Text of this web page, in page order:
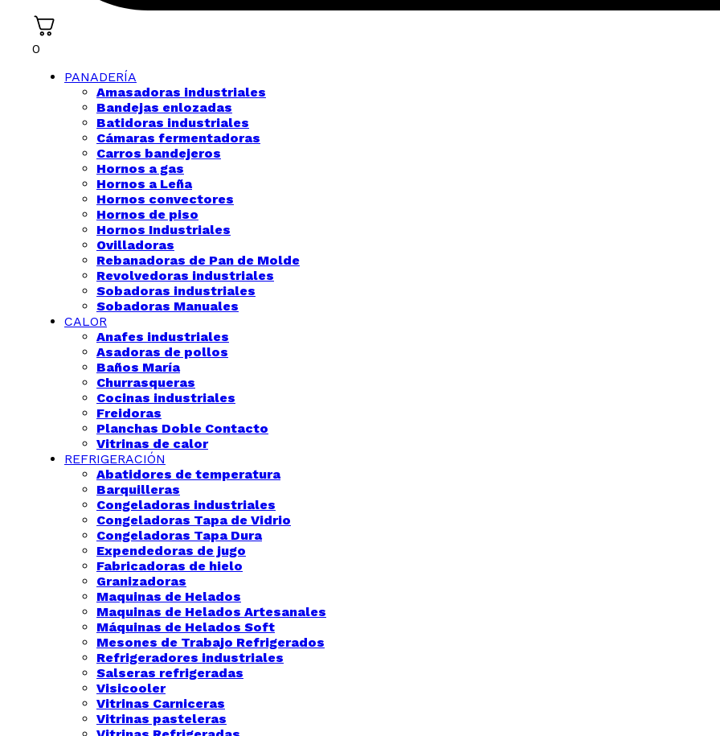
0
PANADERÍA
Amasadoras industriales
Bandejas enlozadas
Batidoras industriales
Cámaras fermentadoras
Carros bandejeros
Hornos a gas
Hornos a Leña
Hornos convectores
Hornos de piso
Hornos Industriales
Ovilladoras
Rebanadoras de Pan de Molde
Revolvedoras industriales
Sobadoras industriales
Sobadoras Manuales
CALOR
Anafes industriales
Asadoras de pollos
Baños María
Churrasqueras
Cocinas industriales
Freidoras
Planchas Doble Contacto
Vitrinas de calor
REFRIGERACIÓN
Abatidores de temperatura
Barquilleras
Congeladoras industriales
Congeladoras Tapa de Vidrio
Congeladoras Tapa Dura
Expendedoras de jugo
Fabricadoras de hielo
Granizadoras
Maquinas de Helados
Maquinas de Helados Artesanales
Máquinas de Helados Soft
Mesones de Trabajo Refrigerados
Refrigeradores industriales
Salseras refrigeradas
Visicooler
Vitrinas Carniceras
Vitrinas pasteleras